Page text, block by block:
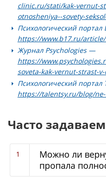
clinic.ru/stati/kak-vernut-
otnosheniya--sovety-
Психологический
https://www.b17.ru/article/
Журнал Psychologies —
https://
soveta-kak-vernut-strast-
Психологический
https://talentsy.ru/blog/
Часто
Можно ли
пропала